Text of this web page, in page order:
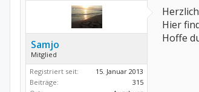
Samjo
Mitglied
Registriert seit:
15. Januar 2013
Beiträge:
315
Hier
Hoffe